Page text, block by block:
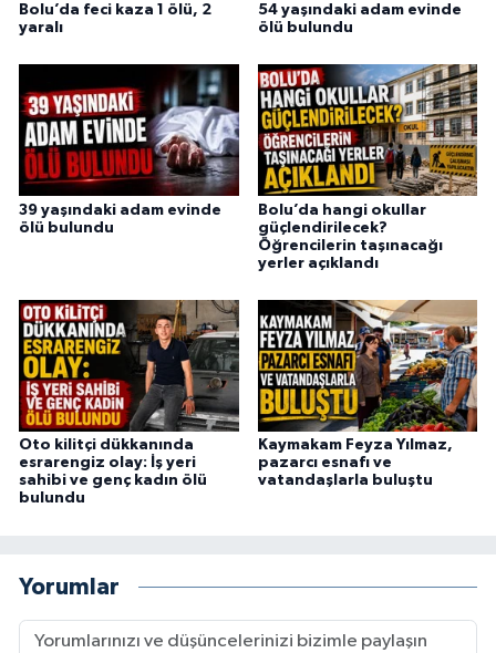
Bolu’da feci kaza 1 ölü, 2
yaralı
54 yaşındaki adam evinde
ölü bulundu
39 yaşındaki adam evinde
ölü bulundu
Bolu’da hangi okullar
güçlendirilecek?
Öğrencilerin taşınacağı
yerler açıklandı
Oto kilitçi dükkanında
esrarengiz olay: İş yeri
sahibi ve genç kadın ölü
bulundu
Kaymakam Feyza Yılmaz,
pazarcı esnafı ve
vatandaşlarla buluştu
Yorumlar